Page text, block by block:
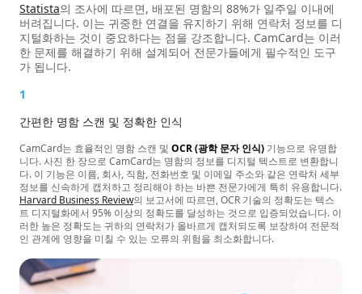
Statista의 조사에 따르면, 배포된 명함의 88%가 일주일 이내에
버려집니다. 이는 귀중한 연결을 유지하기 위해 연락처 정보를 디
지털화하는 것이 중요하다는 점을 강조합니다. CamCard는 이러
한 문제를 해결하기 위해 설계되어 전문가들에게 필수적인 도구
가 됩니다.
1
간편한 명함 스캔 및 정확한 인식
CamCard는 효율적인 명함 스캔 및 OCR (광학 문자 인식) 기능으로 유명합
니다. 사진 한 장으로 CamCard는 명함의 정보를 디지털 텍스트로 변환합니
다. 이 기능은 이름, 회사, 직함, 전화번호 및 이메일 주소와 같은 연락처 세부
정보를 신속하게 캡처하고 정리해야 하는 바쁜 전문가에게 특히 유용합니다.
Harvard Business Review의 보고서에 따르면, OCR 기술의 정확도는 텍스
트 디지털화에서 95% 이상의 정확도를 달성하는 것으로 입증되었습니다. 이
러한 높은 정확도는 귀하의 연락처가 올바르게 캡처되도록 보장하여 전문적
인 관계에 영향을 미칠 수 있는 오류의 위험을 최소화합니다.